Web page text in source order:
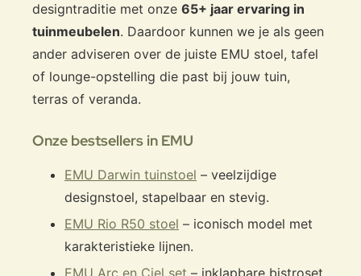
designtraditie met onze 65+ jaar ervaring in
tuinmeubelen. Daardoor kunnen we je als geen
ander adviseren over de juiste EMU stoel, tafel
of lounge-opstelling die past bij jouw tuin,
terras of veranda.
Onze bestsellers in EMU
EMU Darwin tuinstoel – veelzijdige
designstoel, stapelbaar en stevig.
EMU Rio R50 stoel – iconisch model met
karakteristieke lijnen.